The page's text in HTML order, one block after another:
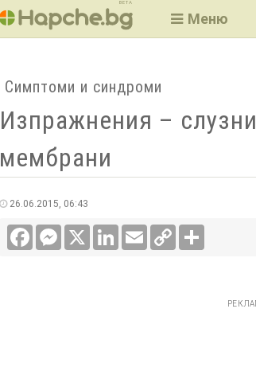
BETA
Меню
Симптоми и синдроми
Изпражнения –
мембрани
26.06.2015, 06:43
FacebookMessenger LinkedInEmail
Copy
Link